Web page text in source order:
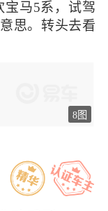
思。转头去看
8图